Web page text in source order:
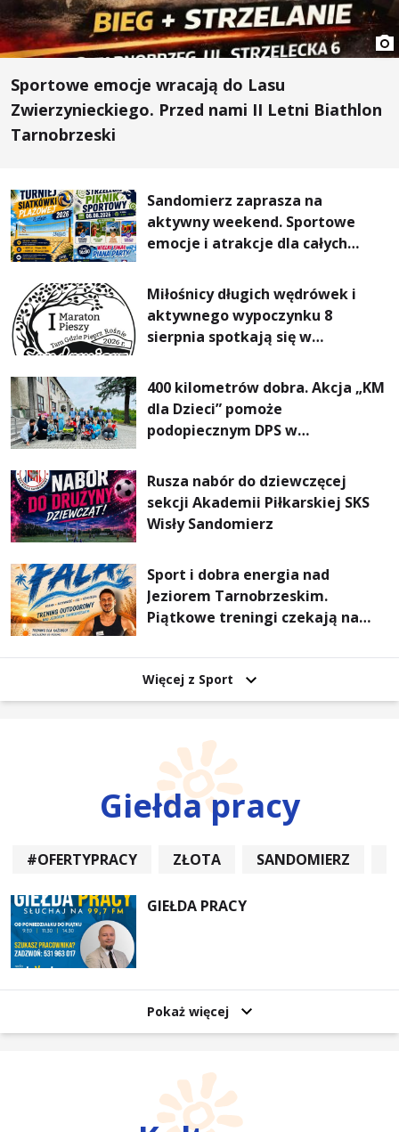
Sportowe emocje wracają do Lasu
Zwierzynieckiego. Przed nami II Letni Biathlon
Tarnobrzeski
Sandomierz zaprasza na
aktywny weekend. Sportowe
emocje i atrakcje dla całych
Miłośnicy długich wędrówek i
aktywnego wypoczynku 8
sierpnia spotkają się w
Pieszym „Tam Gdzie Pieprz
Rośnie”
400 kilometrów dobra. Akcja „KM
dla Dzieci” pomoże
podopiecznym DPS w
Rusza nabór do dziewczęcej
sekcji Akademii Piłkarskiej SKS
Wisły Sandomierz
Sport i dobra energia nad
Jeziorem Tarnobrzeskim.
Piątkowe treningi czekają na
Więcej z Sport
Giełda pracy
#OFERTYPRACY ZŁOTA SANDOMIERZ
GIEŁDA PRACY
Pokaż więcej